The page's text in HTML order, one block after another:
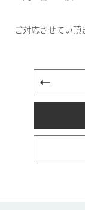
ご対応させてい